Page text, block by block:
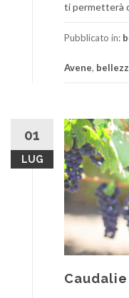
ti permetterà
Pubblicato in:
Avene,
01
LUG
Caudalie